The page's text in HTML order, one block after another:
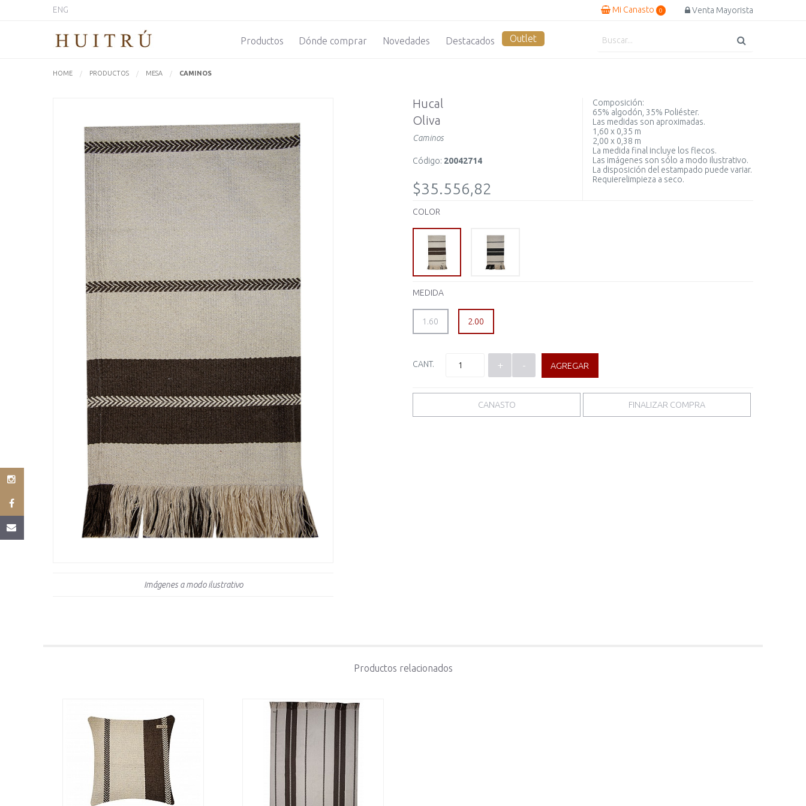
ENG Venta Mayorista
Mi Canasto 0
Productos Dónde comprar Novedades Destacados Outlet
HOME PRODUCTOS MESA ACTUALMENTE:
CAMINOS
Imágenes a modo ilustrativo
Hucal
Oliva
Caminos
Código: 20042714
$35.556,82
Composición:
65% algodón, 35% Poliéster.
Las medidas son aproximadas.
1,60 x 0,35 m
2,00 x 0,38 m
La medida final incluye los flecos.
Las imágenes son sólo a modo ilustrativo.
La disposición del estampado puede variar.
Requierelimpieza a seco.
COLOR
MEDIDA
1.60 2.00
CANT. + - AGREGAR
CANASTO FINALIZAR COMPRA
Productos relacionados